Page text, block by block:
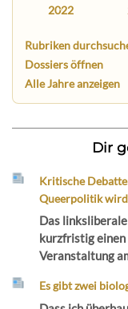
2022
Rubriken
Dossiers öffnen
Alle Jahre anzeigen
Dir
Kritische
Queerpolitik
Das
kurzfristig
Veranstaltung
Es gibt zwei